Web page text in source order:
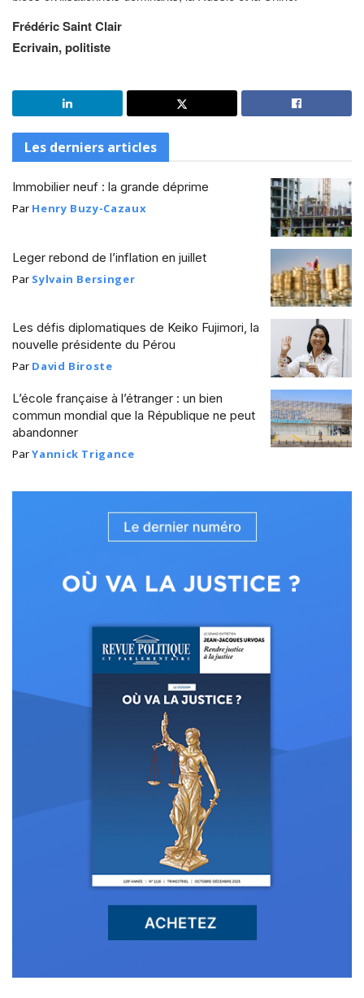
Frédéric Saint Clair
Ecrivain, politiste
Les derniers articles
Immobilier neuf : la grande déprime
Par Henry Buzy-Cazaux
Leger rebond de l’inflation en juillet
Par Sylvain Bersinger
Les défis diplomatiques de Keiko Fujimori, la
nouvelle présidente du Pérou
Par David Biroste
L’école française à l’étranger : un bien
commun mondial que la République ne peut
abandonner
ParYannick Trigance